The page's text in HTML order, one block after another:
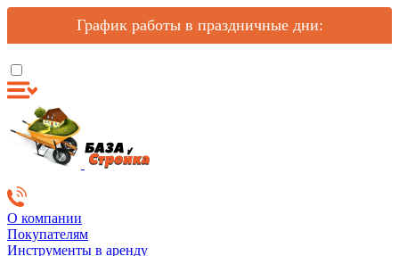
График работы в праздничные дни:
О компании
Покупателям
Инструменты в аренду